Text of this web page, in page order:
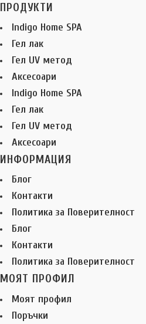
ПРОДУКТИ
Indigo Home SPA
Гел лак
Гел UV метод
Аксесоари
Indigo Home SPA
Гел лак
Гел UV метод
Аксесоари
ИНФОРМАЦИЯ
Блог
Контакти
Политика за Поверителност
Блог
Контакти
Политика за Поверителност
МОЯТ ПРОФИЛ
Моят профил
Поръчки